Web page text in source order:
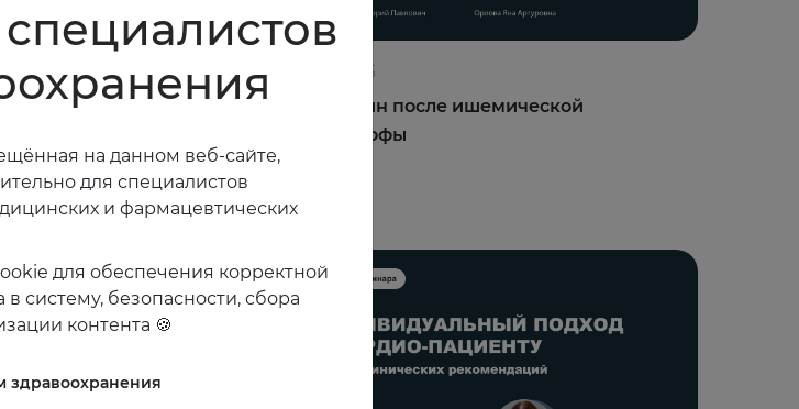
сердца -
03.09.2025
Колхицин после ишемической
катастрофы
на данном веб-сайте,
для специалистов
и фармацевтических
для обеспечения корректной
в систему, безопасности, сбора
контента 🍪
здравоохранения